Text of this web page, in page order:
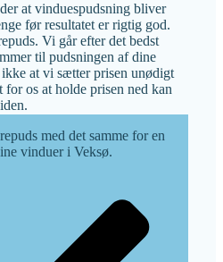
at vinduespudsning bliver
før resultatet er rigtig god.
Vi går efter det bedst
til pudsningen af dine
at vi sætter prisen unødigt
os at holde prisen ned kan
med det samme for en
vinduer i Veksø.